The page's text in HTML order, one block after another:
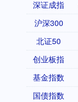
深证成指
沪深300
北证50
创业板指
基金指数
国债指数